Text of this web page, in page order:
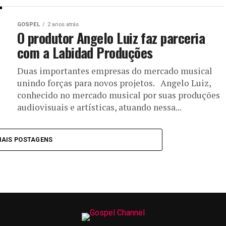
GOSPEL 2 anos atrás
O produtor Angelo Luiz faz parceria
com a Labidad Produções
Duas importantes empresas do mercado musical
unindo forças para novos projetos. Angelo Luiz,
conhecido no mercado musical por suas produções
audiovisuais e artísticas, atuando nessa...
POSTAGENS